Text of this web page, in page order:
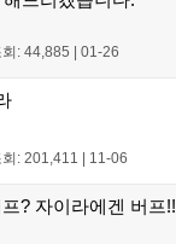
회: 44,885 01-26
회: 201,411 | 11-06
? 자이라에겐 버프!!